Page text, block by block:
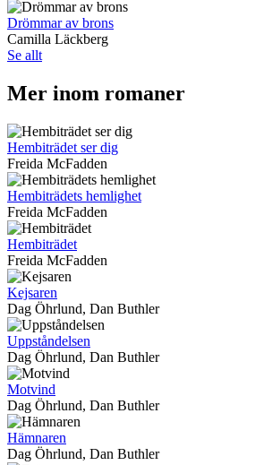
Drömmar av brons
Camilla Läckberg
Se allt
Mer inom romaner
Hembiträdet ser dig
Freida McFadden
Hembiträdets hemlighet
Freida McFadden
Hembiträdet
Freida McFadden
Kejsaren
Dag Öhrlund, Dan Buthler
Uppståndelsen
Dag Öhrlund, Dan Buthler
Motvind
Dag Öhrlund, Dan Buthler
Hämnaren
Dag Öhrlund, Dan Buthler